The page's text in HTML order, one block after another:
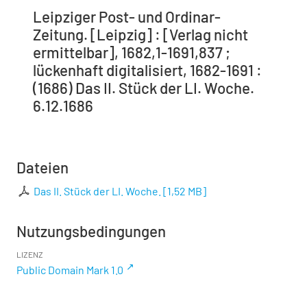
Leipziger Post- und Ordinar-
Zeitung. [Leipzig] : [Verlag nicht
ermittelbar], 1682,1-1691,837 ;
lückenhaft digitalisiert, 1682-1691 :
(1686) Das II. Stück der LI. Woche.
6.12.1686
Dateien
Das II. Stück der LI. Woche. [1,52 MB]
Nutzungsbedingungen
LIZENZ
Public Domain Mark 1.0